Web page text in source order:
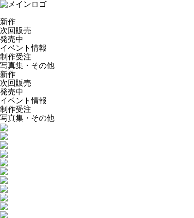
新作
次回販売
発売中
イベント情報
制作受注
写真集・その他
新作
次回販売
発売中
イベント情報
制作受注
写真集・その他